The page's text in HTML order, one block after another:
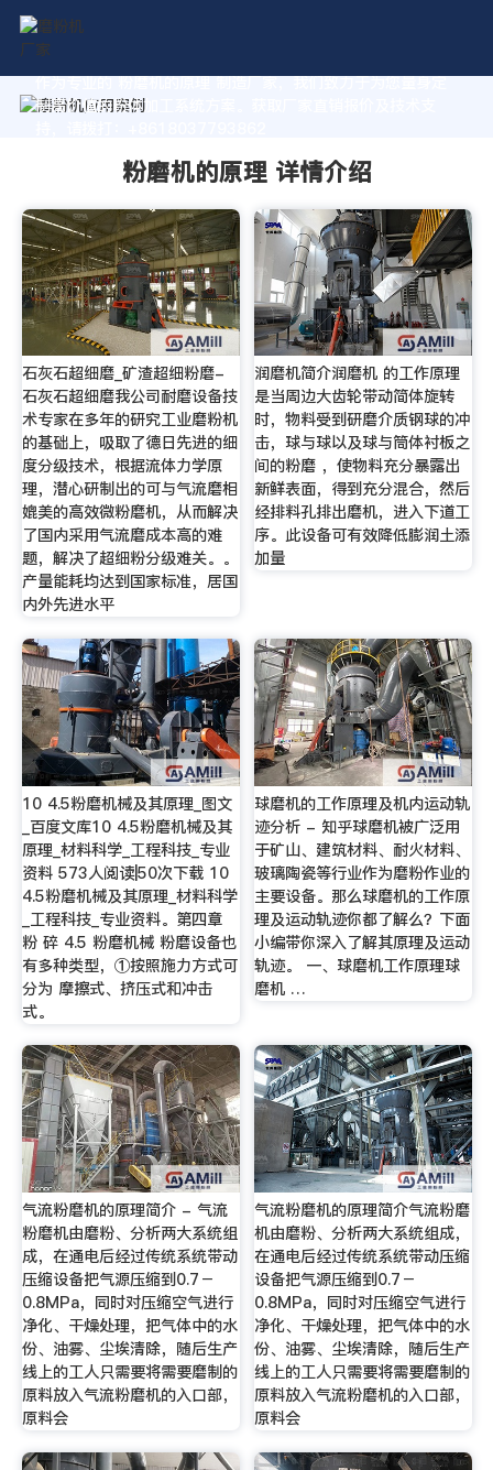
作为专业的 粉磨机的原理 制造厂家，我们致力于为您量身定
制高价值的粉体加工系统方案。获取厂家直销报价及技术支
粉磨机的原理 详情介绍
石灰石超细磨_矿渣超细粉磨-
石灰石超细磨我公司耐磨设备技
术专家在多年的研究工业磨粉机
的基础上，吸取了德日先进的细
度分级技术，根据流体力学原
理，潜心研制出的可与气流磨相
媲美的高效微粉磨机，从而解决
了国内采用气流磨成本高的难
题，解决了超细粉分级难关。。
产量能耗均达到国家标准，居国
内外先进水平
润磨机简介润磨机 的工作原理
是当周边大齿轮带动简体旋转
时，物料受到研磨介质钢球的冲
击，球与球以及球与筒体衬板之
间的粉磨 ，使物料充分暴露出
新鲜表面，得到充分混合，然后
经排料孔排出磨机，进入下道工
序。此设备可有效降低膨润土添
加量
10 4.5粉磨机械及其原理_图文
_百度文库10 4.5粉磨机械及其
原理_材料科学_工程科技_专业
资料 573人阅读|50次下载 10
4.5粉磨机械及其原理_材料科学
_工程科技_专业资料。第四章
粉 碎 4.5 粉磨机械 粉磨设备也
有多种类型，①按照施力方式可
分为 摩擦式、挤压式和冲击
式。
球磨机的工作原理及机内运动轨
迹分析 - 知乎球磨机被广泛用
于矿山、建筑材料、耐火材料、
玻璃陶瓷等行业作为磨粉作业的
主要设备。那么球磨机的工作原
理及运动轨迹你都了解么？下面
小编带你深入了解其原理及运动
轨迹。 一、球磨机工作原理球
磨机 …
气流粉磨机的原理简介 - 气流
粉磨机由磨粉、分析两大系统组
成，在通电后经过传统系统带动
压缩设备把气源压缩到0.7－
0.8MPa，同时对压缩空气进行
净化、干燥处理，把气体中的水
份、油雾、尘埃清除，随后生产
线上的工人只需要将需要磨制的
原料放入气流粉磨机的入口部，
原料会
气流粉磨机的原理简介气流粉磨
机由磨粉、分析两大系统组成，
在通电后经过传统系统带动压缩
设备把气源压缩到0.7－
0.8MPa，同时对压缩空气进行
净化、干燥处理，把气体中的水
份、油雾、尘埃清除，随后生产
线上的工人只需要将需要磨制的
原料放入气流粉磨机的入口部，
原料会